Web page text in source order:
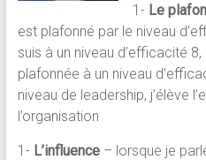
1- Le
est plafonné par le niveau
suis à un niveau d’efficacité
plafonnée à un niveau
niveau de leadership, j’élève
l’organisation
1- L’influence– lorsque je